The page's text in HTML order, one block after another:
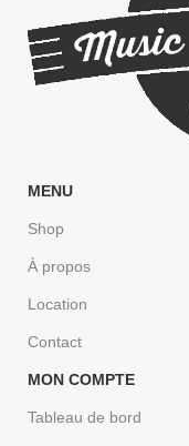
MENU
Shop
À propos
Location
Contact
MON COMPTE
Tableau de bord